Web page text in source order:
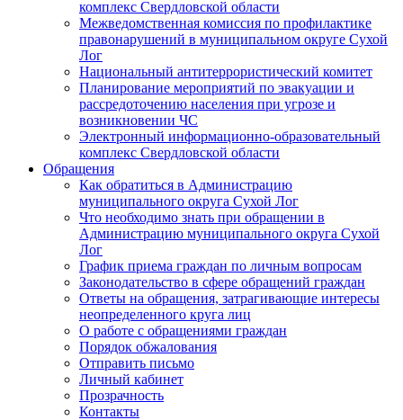
комплекс Cвердловской области
Межведомственная комиссия по профилактике
правонарушений в муниципальном округе Сухой
Лог
Национальный антитеррористический комитет
Планирование мероприятий по эвакуации и
рассредоточению населения при угрозе и
возникновении ЧС
Электронный информационно-образовательный
комплекс Свердловской области
Обращения
Как обратиться в Администрацию
муниципального округа Сухой Лог
Что необходимо знать при обращении в
Администрацию муниципального округа Сухой
Лог
График приема граждан по личным вопросам
Законодательство в сфере обращений граждан
Ответы на обращения, затрагивающие интересы
неопределенного круга лиц
О работе с обращениями граждан
Порядок обжалования
Отправить письмо
Личный кабинет
Прозрачность
Контакты